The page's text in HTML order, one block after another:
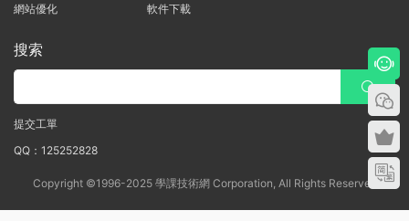
網站優化
軟件下載
搜索
提交工單
QQ：125252828
Copyright ©1996-2025 學課技術網 Corporation, All Rights Reserved